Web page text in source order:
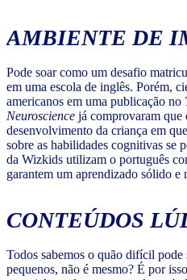
AMBIENTE DE
Pode soar como um desafio
em uma escola de inglês. Porém,
americanos em uma publicação no
Neuroscience já comprovaram que
desenvolvimento da criança em
sobre as habilidades cognitivas se
da Wizkids utilizam o português
garantem um aprendizado sólido e
CONTEÚDOS
Todos sabemos o quão difícil pode
pequenos, não é mesmo? É por